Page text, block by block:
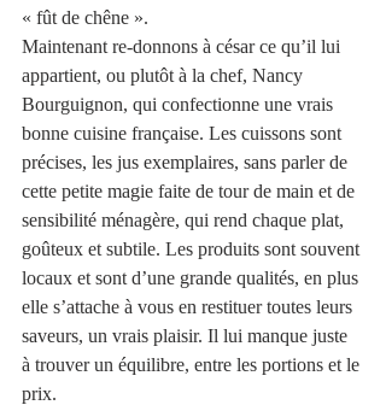
« fût de chêne ».
Maintenant re-donnons à césar ce qu’il lui
appartient, ou plutôt à la chef, Nancy
Bourguignon, qui confectionne une vrais
bonne cuisine française. Les cuissons sont
précises, les jus exemplaires, sans parler de
cette petite magie faite de tour de main et de
sensibilité ménagère, qui rend chaque plat,
goûteux et subtile. Les produits sont souvent
locaux et sont d’une grande qualités, en plus
elle s’attache à vous en restituer toutes leurs
saveurs, un vrais plaisir. Il lui manque juste
à trouver un équilibre, entre les portions et le
prix.